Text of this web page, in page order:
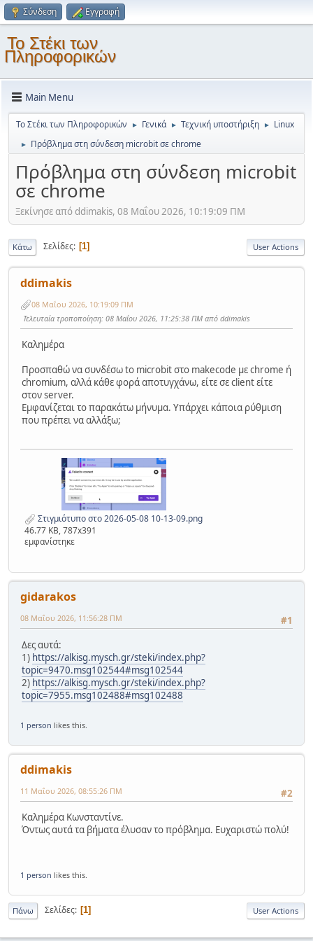
Σύνδεση Εγγραφή
Το Στέκι των
Πληροφορικών
Main Menu
Το Στέκι των Πληροφορικών ► Γενικά ► Τεχνική υποστήριξη ► Linux
► Πρόβλημα στη σύνδεση microbit σε chrome
Πρόβλημα στη σύνδεση microbit
σε chrome
Ξεκίνησε από ddimakis, 08 Μαΐου 2026, 10:19:09 ΠΜ
Κάτω Σελίδες 1 User Actions
ddimakis
08 Μαΐου 2026, 10:19:09 ΠΜ
Τελευταία τροποποίηση: 08 Μαΐου 2026, 11:25:38 ΠΜ από ddimakis
Καλημέρα
Προσπαθώ να συνδέσω to microbit στο makecode με chrome ή
chromium, αλλά κάθε φορά αποτυγχάνω, είτε σε client είτε
στον server.
Εμφανίζεται το παρακάτω μήνυμα. Υπάρχει κάποια ρύθμιση
που πρέπει να αλλάξω;
Στιγμιότυπο στο 2026-05-08 10-13-09.png
46.77 KB, 787x391
εμφανίστηκε
gidarakos
#1
08 Μαΐου 2026, 11:56:28 ΠΜ
Δες αυτά:
1) https://alkisg.mysch.gr/steki/index.php?
topic=9470.msg102544#msg102544
2) https://alkisg.mysch.gr/steki/index.php?
topic=7955.msg102488#msg102488
1 person likes this.
ddimakis
#2
11 Μαΐου 2026, 08:55:26 ΠΜ
Καλημέρα Κωνσταντίνε.
Όντως αυτά τα βήματα έλυσαν το πρόβλημα. Ευχαριστώ πολύ!
1 person likes this.
Πάνω Σελίδες 1 User Actions